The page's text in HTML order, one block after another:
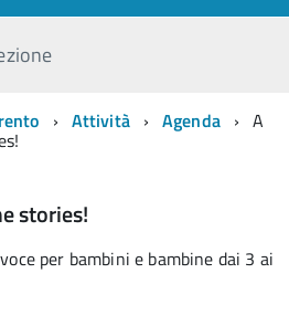
Attività Agenda A
stories!
per bambini e bambine dai 3 ai